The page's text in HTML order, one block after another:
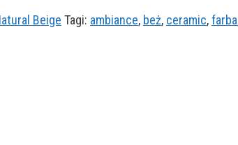
Beige Tagi: ambiance, beż, ceramic,farba